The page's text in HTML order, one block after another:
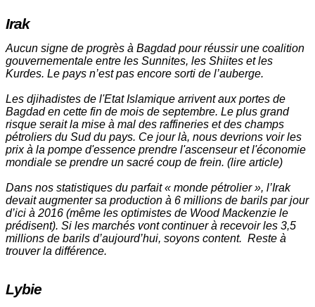
Irak
Aucun signe de progrès à Bagdad pour réussir une coalition
gouvernementale entre les Sunnites, les Shiites et les
Kurdes. Le pays n’est pas encore sorti de l’auberge.
Les djihadistes de l'Etat Islamique arrivent aux portes de
Bagdad en cette fin de mois de septembre. Le plus grand
risque serait la mise à mal des raffineries et des champs
pétroliers du Sud du pays. Ce jour là, nous devrions voir les
prix à la pompe d'essence prendre l'ascenseur et l'économie
mondiale se prendre un sacré coup de frein. (lire article)
Dans nos statistiques du parfait « monde pétrolier », l’Irak
devait augmenter sa production à 6 millions de barils par jour
d’ici à 2016 (même les optimistes de Wood Mackenzie le
prédisent). Si les marchés vont continuer à recevoir les 3,5
millions de barils d’aujourd’hui, soyons content. Reste à
trouver la différence.
Lybie